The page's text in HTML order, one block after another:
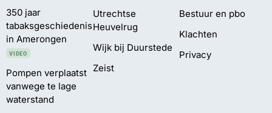
350 jaar
tabaksgeschiedenis
in Amerongen
VIDEO
Pompen verplaatst
vanwege te lage
waterstand
Utrechtse
Heuvelrug
Wijk bij Duurstede
Zeist
Bestuur en pbo
Klachten
Privacy